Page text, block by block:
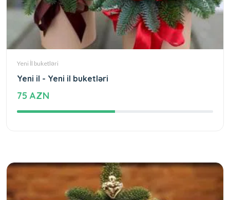
Yeni İl buketləri
Yeni il - Yeni il buketləri
75 AZN